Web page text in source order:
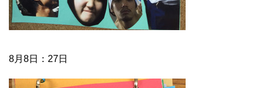
8月8日：27日